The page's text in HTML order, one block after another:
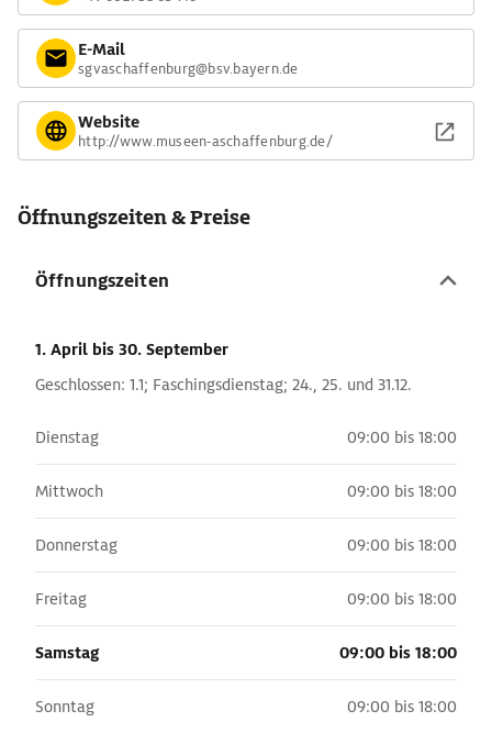
E-Mail
sgvaschaffenburg@bsv.bayern.de
Website
http://www.museen-aschaffenburg.de/
Öffnungszeiten & Preise
Öffnungszeiten
1. April bis 30. September
Geschlossen: 1.1; Faschingsdienstag; 24., 25. und 31.12.
Dienstag 09:00 bis 18:00
Mittwoch 09:00 bis 18:00
Donnerstag 09:00 bis 18:00
Freitag 09:00 bis 18:00
Samstag 09:00 bis 18:00
Sonntag 09:00 bis 18:00